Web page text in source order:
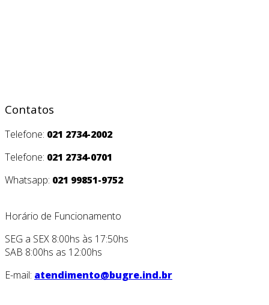
Contatos
Telefone: 021 2734-2002
Telefone: 021 2734-0701
Whatsapp: 021 99851-9752
Horário de Funcionamento
SEG a SEX 8:00hs às 17:50hs
SAB 8:00hs as 12:00hs
E-mail: atendimento@bugre.ind.br